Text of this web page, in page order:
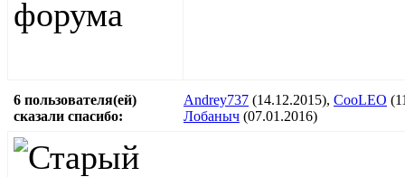
6 пользователя(ей)
сказали cпасибо:
Andrey737 (14.12.2015), CooLEO
Лобаныч (07.01.2016)